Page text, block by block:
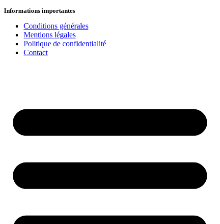
Informations importantes
Conditions générales
Mentions légales
Politique de confidentialité
Contact